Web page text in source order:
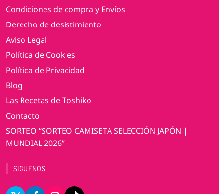
Condiciones de compra y Envíos
Derecho de desistimiento
Aviso Legal
Política de Cookies
Política de Privacidad
Blog
Las Recetas de Toshiko
Contacto
SORTEO “SORTEO CAMISETA SELECCIÓN JAPÓN |
MUNDIAL 2026”
SIGUENOS